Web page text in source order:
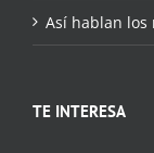
Así hablan los
TE INTERESA